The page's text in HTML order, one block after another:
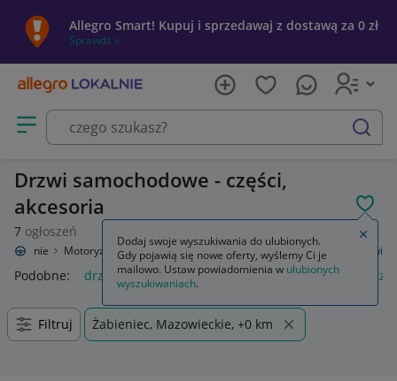
Allegro Smart! Kupuj i sprzedawaj z dostawą za 0 zł
Sprawdź »
Otwórz menu z kategoriami
szukaj
Drzwi samochodowe - części,
akcesoria
7 ogłoszeń
Lokalnie Motoryzacja Części samochodowe Części karoserii Drzwi
Podobne: drzwi moskitiera na drzwi balkonowe drzwi
Filtruj Żabieniec, Mazowieckie, +0 km
Dodaj swoje wyszukiwania do ulubionych.
Gdy pojawią się nowe oferty, wyślemy Ci je
mailowo. Ustaw powiadomienia w ulubionych
wyszukiwaniach.